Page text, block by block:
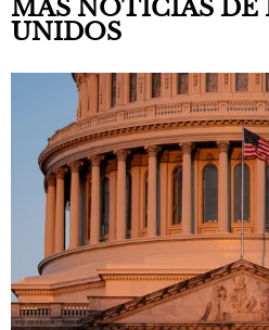
MÁS NOTICIAS DE
UNIDOS